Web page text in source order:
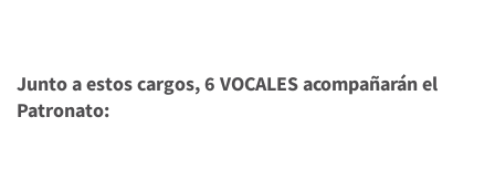
Junto a estos cargos, 6 VOCALES acompañarán el
Patronato: